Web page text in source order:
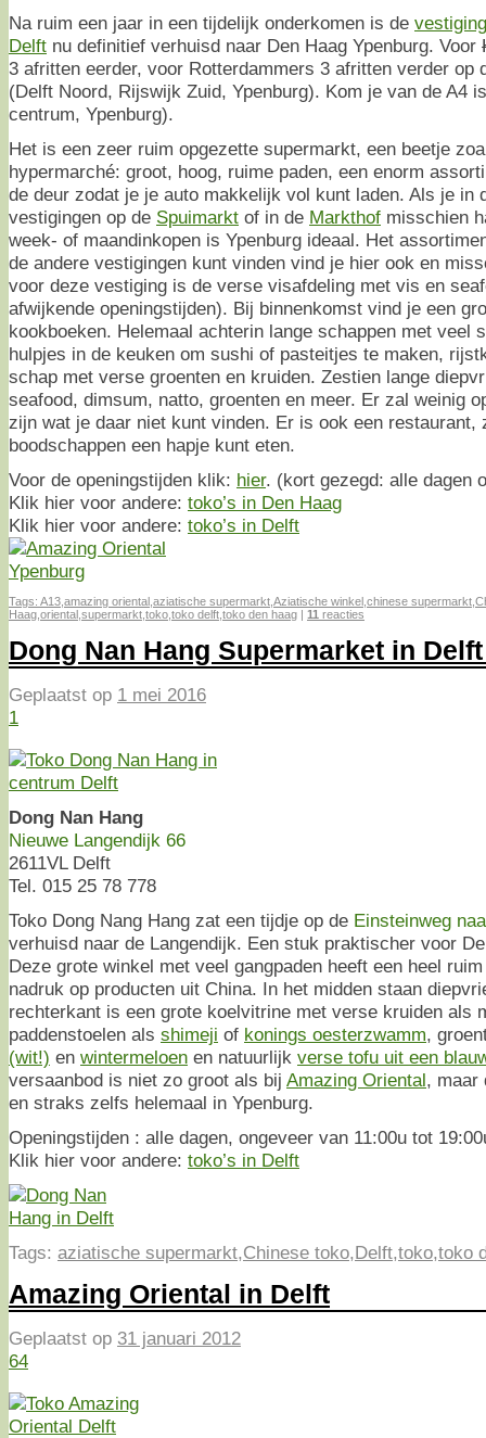
Na ruim een jaar in een tijdelijk onderkomen is de
Delft nu definitief verhuisd naar Den Haag Ypenburg. Voor
3 afritten eerder, voor Rotterdammers 3 afritten verder op
(Delft Noord, Rijswijk Zuid, Ypenburg). Kom je van de A4
centrum, Ypenburg).
Het is een zeer ruim opgezette supermarkt, een beetje
hypermarché: groot, hoog, ruime paden, een enorm
de deur zodat je je auto makkelijk vol kunt laden. Als je in
vestigingen op de Spuimarkt of in de Markthof misschien
week- of maandinkopen is Ypenburg ideaal. Het
de andere vestigingen kunt vinden vind je hier ook en
voor deze vestiging is de verse visafdeling met vis en
afwijkende openingstijden). Bij binnenkomst vind je een
kookboeken. Helemaal achterin lange schappen met veel
hulpjes in de keuken om sushi of pasteitjes te maken,
schap met verse groenten en kruiden. Zestien lange
seafood, dimsum, natto, groenten en meer. Er zal weinig
zijn wat je daar niet kunt vinden. Er is ook een restaurant,
boodschappen een hapje kunt eten.
Voor de openingstijden klik: hier. (kort gezegd: alle dagen
Klik hier voor andere: toko’s in Den Haag
Klik hier voor andere: toko’s in Delft
Tags: A13 amazing oriental aziatische supermarkt Aziatische winkel chinese supermarkt
Haag oriental supermarkt toko toko delft toko den haag | 11 reacties
Dong Nan Hang Supermarket in
Geplaatst op 1 mei 2016
1
Dong Nan Hang
Nieuwe Langendijk 66
2611VL Delft
Tel. 015 25 78 778
Toko Dong Nang Hang zat een tijdje op de Einsteinweg
verhuisd naar de Langendijk. Een stuk praktischer voor
Deze grote winkel met veel gangpaden heeft een heel
nadruk op producten uit China. In het midden staan
rechterkant is een grote koelvitrine met verse kruiden als
paddenstoelen als shimeji of konings oesterzwamm,
(wit!) en wintermeloen en natuurlijk verse tofu uit een
versaanbod is niet zo groot als bij Amazing Oriental, maar
en straks zelfs helemaal in Ypenburg.
Openingstijden : alle dagen, ongeveer van 11:00u tot
Klik hier voor andere: toko’s in Delft
Tags: aziatische supermarkt,Chinese toko,Delft,toko,toko
Amazing Oriental in Delft
Geplaatst op 31 januari 2012
64